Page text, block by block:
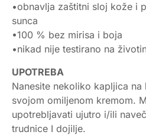
•obnavlja zaštitni sloj kože i
sunca
•100 % bez mirisa i boja
•nikad nije testirano na
UPOTREBA
Nanesite nekoliko kapljica
svojom omiljenom kremom.
upotrebljavati ujutro i/ili
trudnice I dojilje.